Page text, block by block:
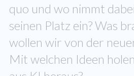
quo und wo nimmt
seinen Platz ein? Was
wollen wir von der
Mit welchen Ideen